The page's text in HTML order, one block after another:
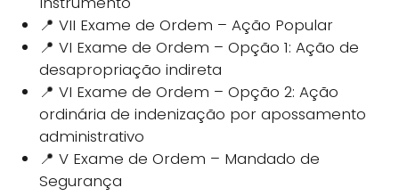
📍 VII Exame de Ordem – Ação Popular
📍 VI Exame de Ordem – Opção 1: Ação de
desapropriação indireta
📍 VI Exame de Ordem – Opção 2: Ação
ordinária de indenização por apossamento
administrativo
📍 V Exame de Ordem – Mandado de
Segurança